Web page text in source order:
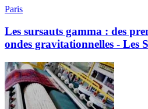
Paris
Les sursauts gamma : des
ondes gravitationnelles - Les